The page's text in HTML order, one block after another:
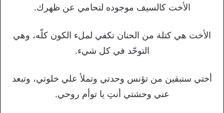
الأخت كالسيف موجوده لتحامي عن ظهرك.
الأخت هي كتلة من الحنان تكفي لملء الكون كلّه، وهي
التوحّد في كل شيء.
أختي ستبقين من تؤنس وحدتي وتملأ علي خلوتي، وتبعد
عني وحشتي أنتِ يا توأم روحي.